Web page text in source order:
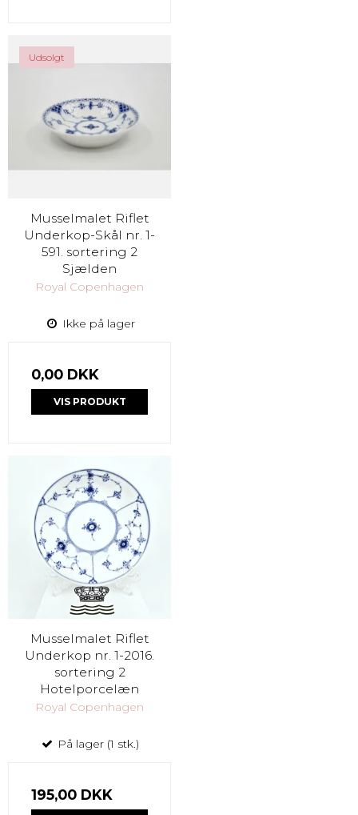
Udsolgt
Musselmalet Riflet
Underkop-Skål nr. 1-
591. sortering 2
Sjælden
Royal Copenhagen
Ikke på lager
0,00 DKK
VIS PRODUKT
Musselmalet Riflet
Underkop nr. 1-2016.
sortering 2
Hotelporcelæn
Royal Copenhagen
På lager (1 stk.)
195,00 DKK